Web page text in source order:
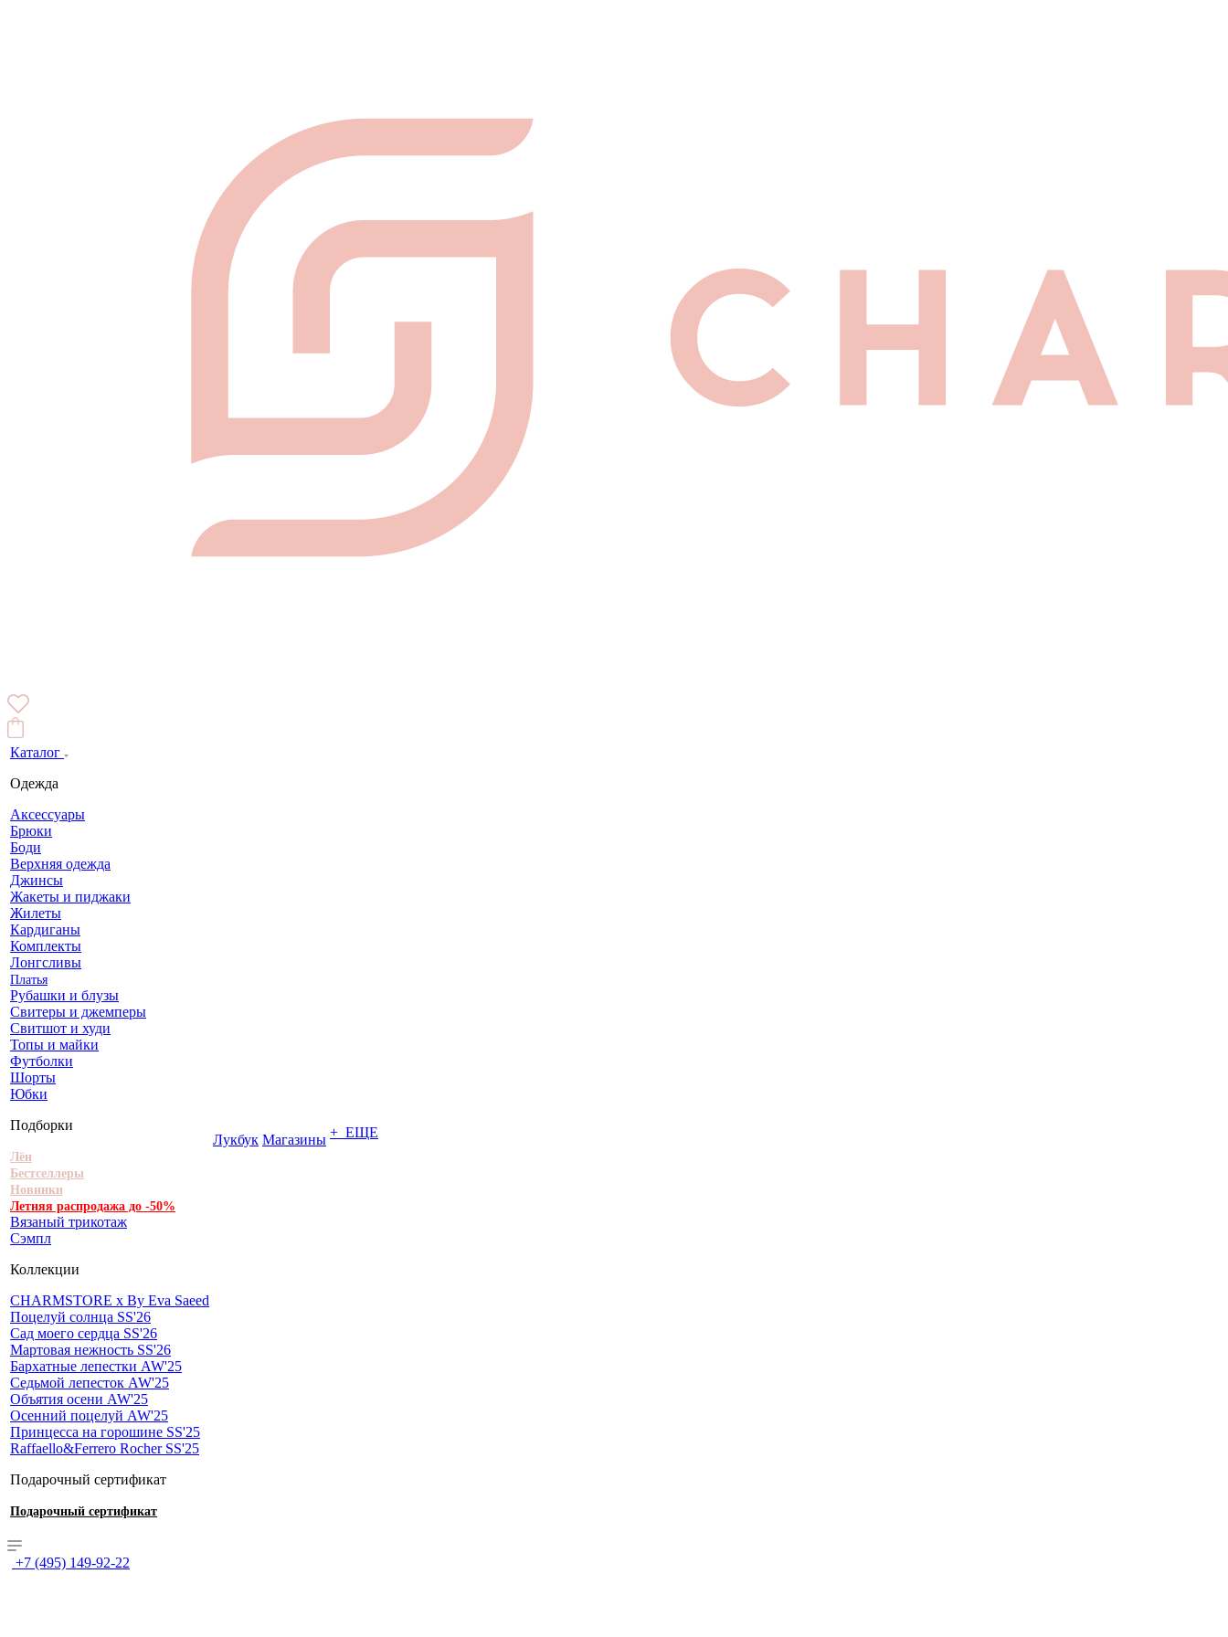
Каталог
Одежда
Аксессуары
Брюки
Боди
Верхняя одежда
Джинсы
Жакеты и пиджаки
Жилеты
Кардиганы
Комплекты
Лонгсливы
Платья
Рубашки и блузы
Свитеры и джемперы
Свитшот и худи
Топы и майки
Футболки
Шорты
Юбки
Подборки
Лён
Бестселлеры
Новинки
Летняя распродажа до -50%
Вязаный трикотаж
Сэмпл
Коллекции
CHARMSTORE х By Eva Saeed
Поцелуй солнца SS'26
Сад моего сердца SS'26
Мартовая нежность SS'26
Бархатные лепестки AW'25
Седьмой лепесток AW'25
Объятия осени AW'25
Осенний поцелуй AW'25
Принцесса на горошине SS'25
Raffaello&Ferrero Rocher SS'25
Подарочный сертификат
Подарочный сертификат
Лукбук Магазины + ЕЩЕ
+7 (495) 149-92-22